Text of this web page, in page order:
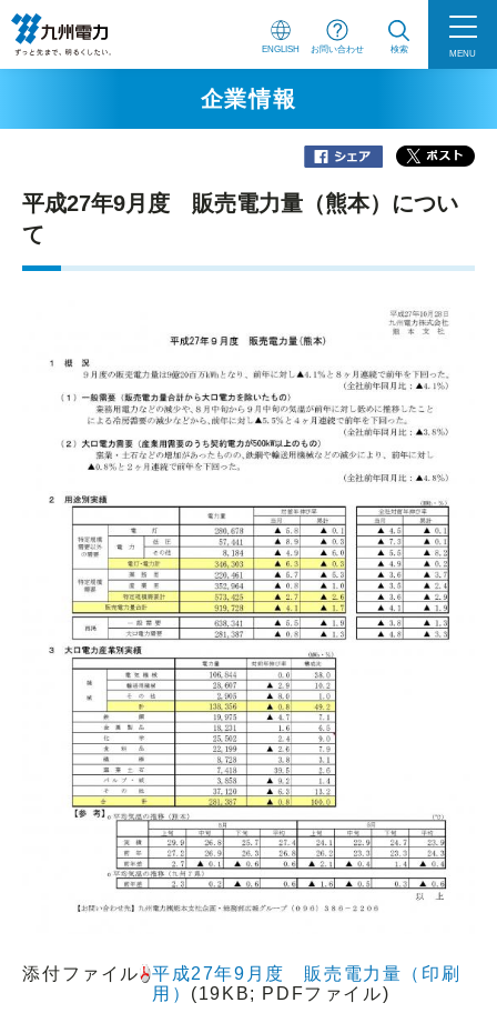
ENGLISH お問い合わせ 検索 MENU
企業情報
平成27年9月度 販売電力量（熊本）につい
て
添付ファイル
平成27年9月度 販売電力量（印刷
用） (19KB; PDFファイル)